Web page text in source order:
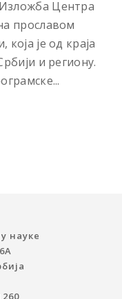
Центра
прославом
је од краја
и региону.
науке